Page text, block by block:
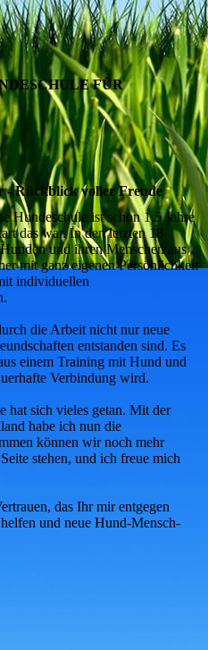
FÜR
- Rückblick voller Freude
Hundeschule ist schon 1,5 Jahre
das war. In den letzten 18
und ihren Menschen aus
mit ganz eigenen Persönlichkeit
individuellen
die Arbeit nicht nur neue
entstanden sind. Es
einem Training mit Hund und
Verbindung wird.
hat sich vieles getan. Mit der
habe ich nun die
können wir noch mehr
stehen, und ich freue mich
das Ihr mir entgegen
und neue Hund-Mensch-